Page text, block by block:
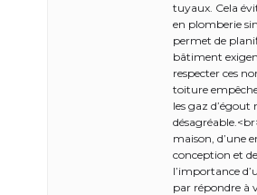
tuyaux. Cela
en plomberie
permet de
bâtiment
respecter ces
toiture
les gaz
maison, d’une
conception et
l’importance
par répondre à